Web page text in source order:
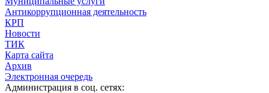
Антикоррупционная деятельность
КРП
Новости
ТИК
Карта сайта
Архив
Электронная очередь
Администрация в соц. сетях: